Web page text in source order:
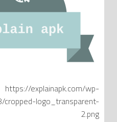
https://explainapk.com/wp-
logo_transparent-
2.png